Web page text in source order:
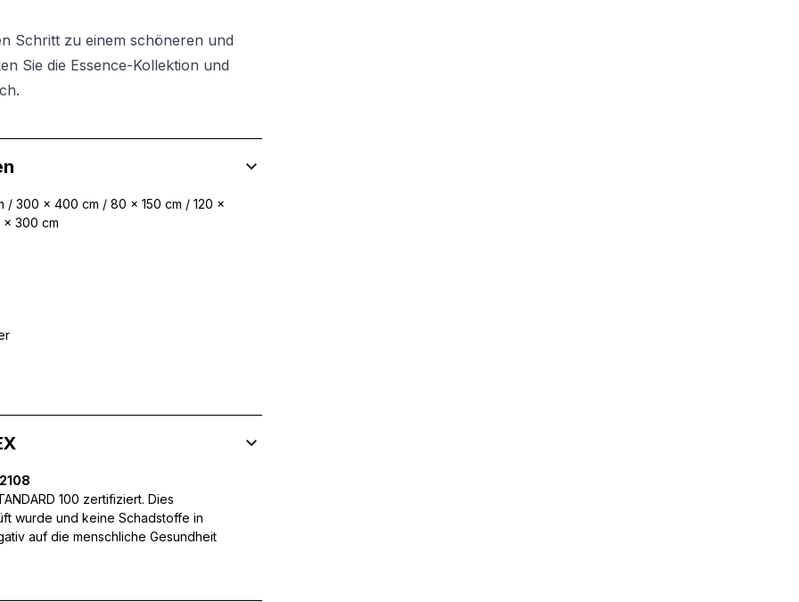
Schritt zu einem schöneren und
Sie die Essence-Kollektion und
/ 300 x 400 cm / 80 x 150 cm / 120 x
x 300 cm
100 zertifiziert. Dies
wurde und keine Schadstoffe in
auf die menschliche Gesundheit
Inhalte und Anzeigen zu personalisieren, um Funktionen für soziale Medien anbieten zu
die Sie ihnen bereitgestellt haben oder die sie im Rahmen Ihrer Nutzung der
um die grundlegenden Funktionen dieser Website zu ermöglichen, wie zum
sicheren Log-ins oder das Anpassen Ihrer Zustimmungseinstellungen. Diese Cookies